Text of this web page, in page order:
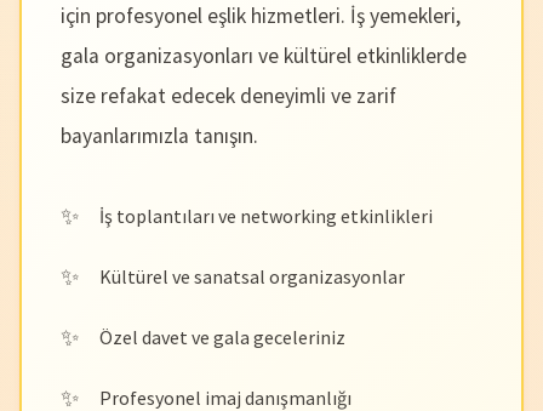
için profesyonel eşlik hizmetleri. İş yemekleri,
gala organizasyonları ve kültürel etkinliklerde
size refakat edecek deneyimli ve zarif
bayanlarımızla tanışın.
İş toplantıları ve networking etkinlikleri
Kültürel ve sanatsal organizasyonlar
Özel davet ve gala geceleriniz
Profesyonel imaj danışmanlığı